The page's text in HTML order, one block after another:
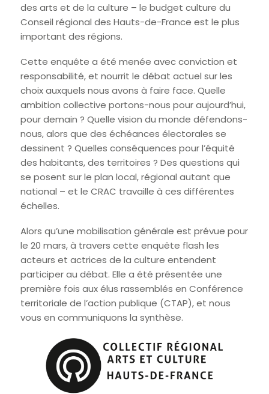
des arts et de la culture – le budget culture du
Conseil régional des Hauts-de-France est le plus
important des régions.
Cette enquête a été menée avec conviction et
responsabilité, et nourrit le débat actuel sur les
choix auxquels nous avons à faire face. Quelle
ambition collective portons-nous pour aujourd’hui,
pour demain ? Quelle vision du monde défendons-
nous, alors que des échéances électorales se
dessinent ? Quelles conséquences pour l’équité
des habitants, des territoires ? Des questions qui
se posent sur le plan local, régional autant que
national – et le CRAC travaille à ces différentes
échelles.
Alors qu’une mobilisation générale est prévue pour
le 20 mars, à travers cette enquête flash les
acteurs et actrices de la culture entendent
participer au débat. Elle a été présentée une
première fois aux élus rassemblés en Conférence
territoriale de l’action publique (CTAP), et nous
vous en communiquons la synthèse.